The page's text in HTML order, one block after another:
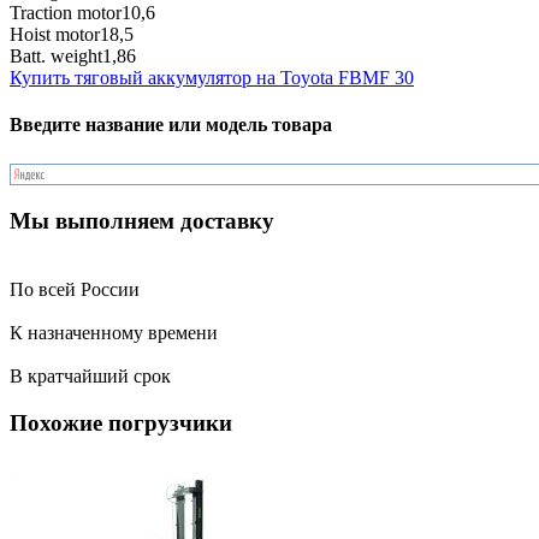
Traction motor10,6
Hoist motor18,5
Batt. weight1,86
Купить тяговый аккумулятор на Toyota FBMF 30
Введите название или модель товара
Мы выполняем доставку
По всей России
К назначенному времени
В кратчайший срок
Похожие погрузчики